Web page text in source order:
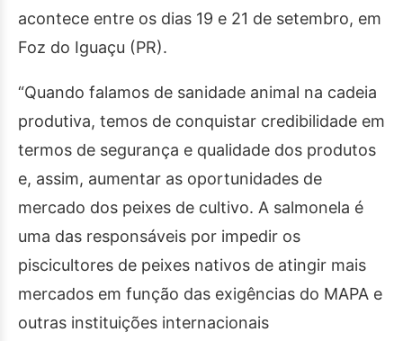
acontece entre os dias 19 e 21 de setembro, em
Foz do Iguaçu (PR).
“Quando falamos de sanidade animal na cadeia
produtiva, temos de conquistar credibilidade em
termos de segurança e qualidade dos produtos
e, assim, aumentar as oportunidades de
mercado dos peixes de cultivo. A salmonela é
uma das responsáveis por impedir os
piscicultores de peixes nativos de atingir mais
mercados em função das exigências do MAPA e
outras instituições internacionais